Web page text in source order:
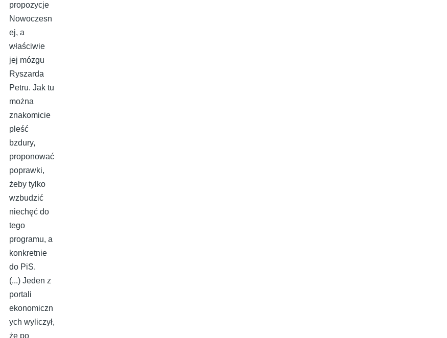
propozycje
Nowoczesn
ej, a
właściwie
jej mózgu
Ryszarda
Petru. Jak tu
można
znakomicie
pleść
bzdury,
proponować
poprawki,
żeby tylko
wzbudzić
niechęć do
tego
programu, a
konkretnie
do PiS.
(...) Jeden z
portali
ekonomiczn
ych wyliczył,
że po